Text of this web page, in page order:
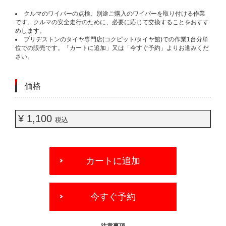
クルマのワイパーの点検、別途ご購入のワイパーを取り付ける作業
です。クルマの安全走行のために、必要に応じて交換することをおすす
めします。
ブリヂストンのタイヤ専門店(コクピット/タイヤ館)での作業1台分単
位での販売です。「カートに追加」又は「今すぐ予約」よりお進みくだ
さい。
価格
¥ 1,100 税込
OPTIONS
カートに追加
今すぐ予約